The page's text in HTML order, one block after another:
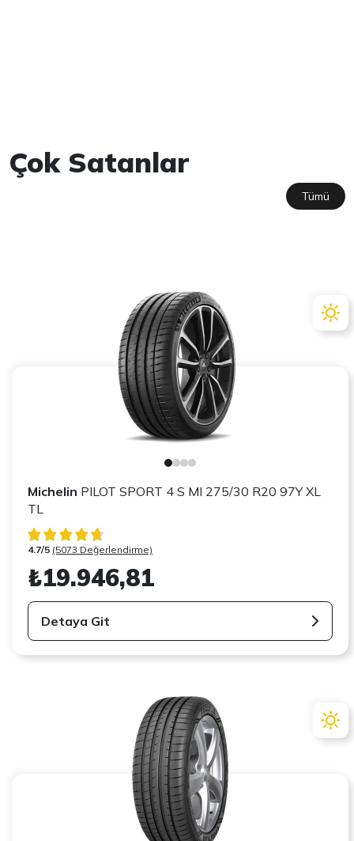
Çok Satanlar
Tümü
Michelin PILOT SPORT 4 S MI 275/30 R20 97Y XL
TL
4.7/5 (5073 Değerlendirme)
₺19.946,81
Detaya Git